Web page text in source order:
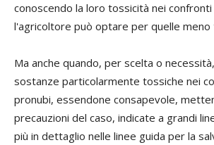
conoscendo la loro tossicità nei
l'agricoltore può optare per quelle meno
Ma anche quando, per scelta o
sostanze particolarmente tossiche nei
pronubi, essendone consapevole,
precauzioni del caso, indicate a grandi
più in dettaglio nelle linee guida per la